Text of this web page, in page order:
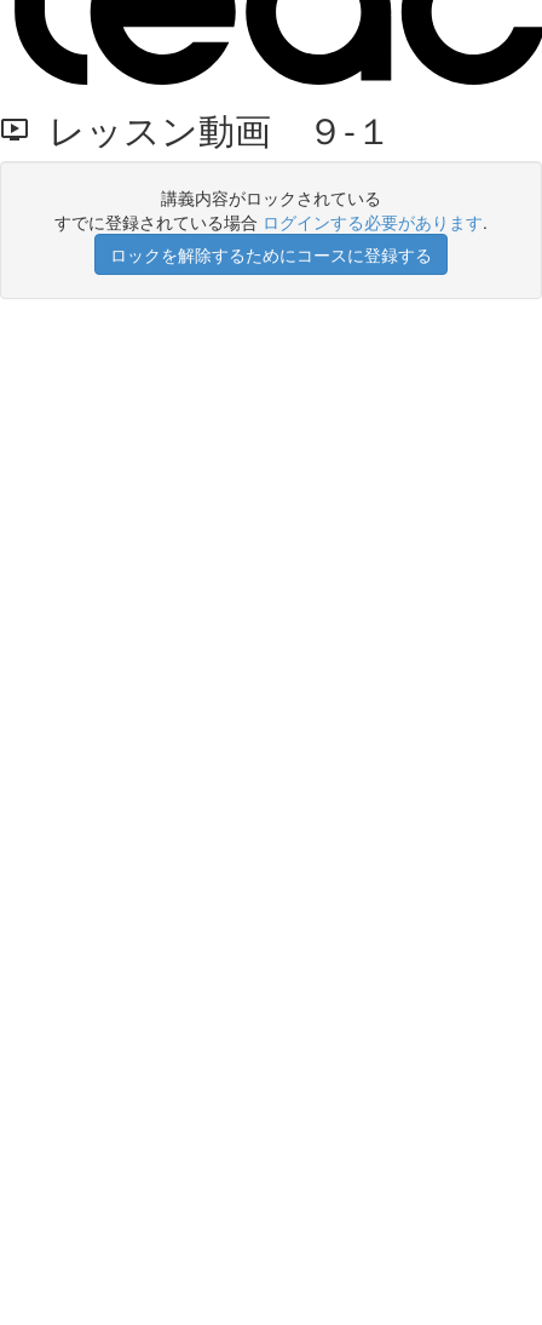
レッスン動画 ９-１
講義内容がロックされている
すでに登録されている場合 ログインする必要があります.
ロックを解除するためにコースに登録する